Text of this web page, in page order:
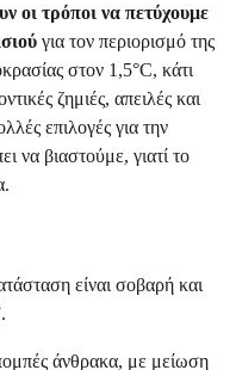
οι τρόποι να πετύχουμε
για τον περιορισμό της
στον 1,5°C, κάτι
ζημιές, απειλές και
επιλογές για την
να βιαστούμε, γιατί το
είναι σοβαρή και
άνθρακα, με μείωση